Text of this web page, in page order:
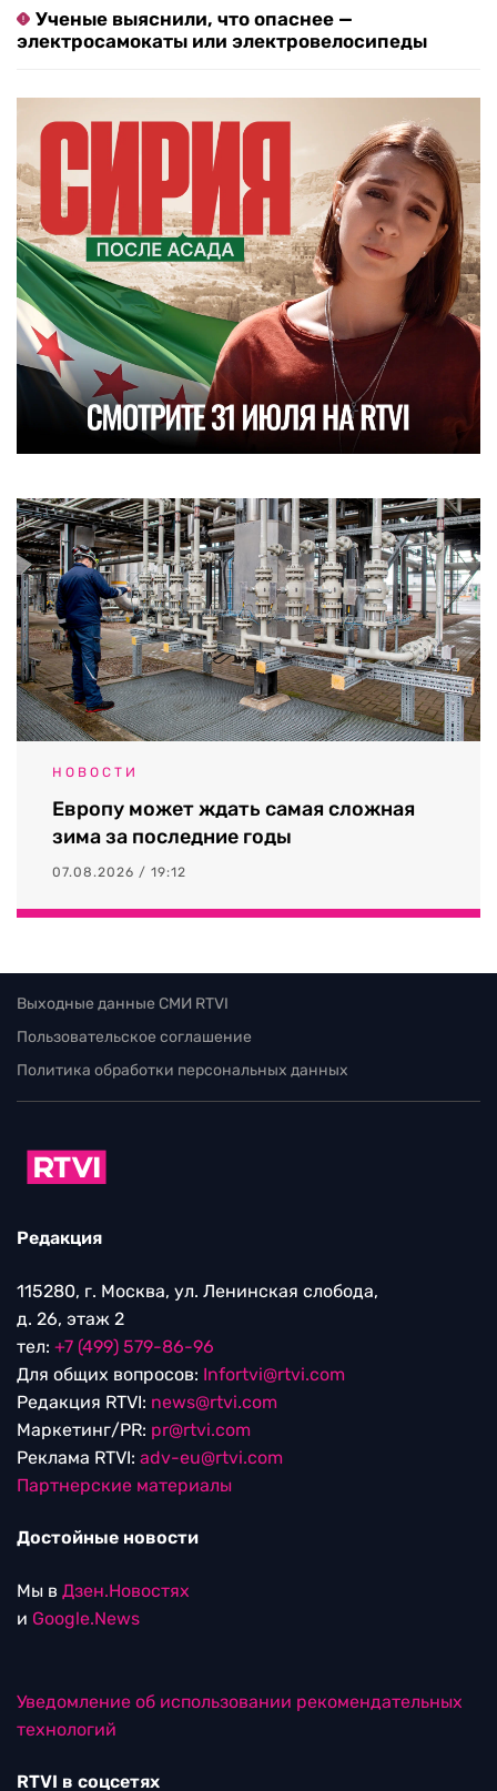
Ученые выяснили, что опаснее —
электросамокаты или электровелосипеды
НОВОСТИ
Европу может ждать самая сложная
зима за последние годы
07.08.2026 / 19:12
Выходные данные СМИ RTVI
Пользовательское соглашение
Политика обработки персональных данных
Редакция
115280, г. Москва, ул. Ленинская слобода,
д. 26, этаж 2
тел: +7 (499) 579-86-96
Для общих вопросов: Infortvi@rtvi.com
Редакция RTVI: news@rtvi.com
Маркетинг/PR: pr@rtvi.com
Реклама RTVI: adv-eu@rtvi.com
Партнерские материалы
Достойные новости
Мы в Дзен.Новостях
и Google.News
Уведомление об использовании рекомендательных
технологий
RTVI в соцсетях